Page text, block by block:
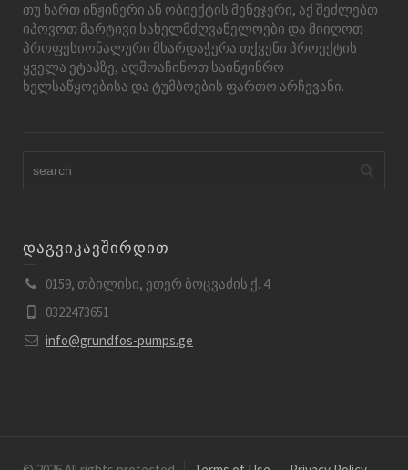
თუ ხართ ინჟინერი ან ობიექტის მენეჯერი, აქ შეძლებთ
იპოვოთ მარტივი სახელმძღვანელოები და მიიღოთ
პროფესიონალური მხარდაჭერა თქვენი პროექტის
ყველა ეტაპზე, აღმოაჩინოთ საინჟინრო
ხელსაწყოებისა და ტუმბოების ფართო არჩევანი.
დაგვიკავშირდით
0159, თბილისი, ეთერ ბოცვაძის ქ. 4
0322473651
info@grundfos-pumps.ge